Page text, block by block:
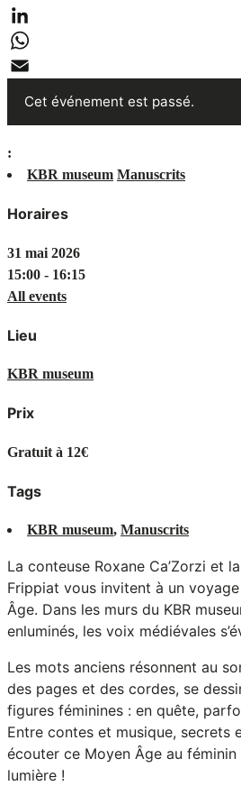
Facebook
LinkedIn
WhatsApp
Cet événement est passé.
:
KBR museum Manuscrits
Horaires
31 mai 2026
15:00 - 16:15
All events
Lieu
KBR museum
Prix
Gratuit à 12€
Tags
KBR museum, Manuscrits
La conteuse Roxane Ca’Zorzi et
Frippiat vous invitent à un
Âge. Dans les murs du KBR
enluminés, les voix médiévales
Les mots anciens résonnent au
des pages et des cordes, se
figures féminines : en quête,
Entre contes et musique, secrets
écouter ce Moyen Âge au
lumière !